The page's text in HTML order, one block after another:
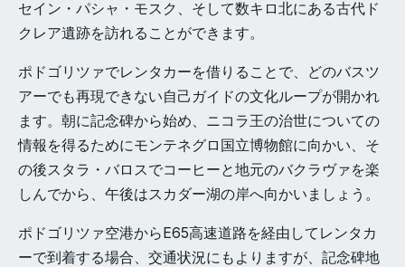
セイン・パシャ・モスク、そして数キロ北にある古代ド
クレア遺跡を訪れることができます。
ポドゴリツァでレンタカーを借りることで、どのバスツ
アーでも再現できない自己ガイドの文化ループが開かれ
ます。朝に記念碑から始め、ニコラ王の治世についての
情報を得るためにモンテネグロ国立博物館に向かい、そ
の後スタラ・バロスでコーヒーと地元のバクラヴァを楽
しんでから、午後はスカダー湖の岸へ向かいましょう。
ポドゴリツァ空港からE65高速道路を経由してレンタカ
ーで到着する場合、交通状況にもよりますが、記念碑地